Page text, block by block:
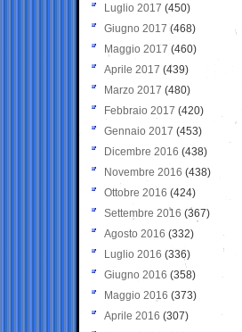
Luglio 2017 (450)
Giugno 2017 (468)
Maggio 2017 (460)
Aprile 2017 (439)
Marzo 2017 (480)
Febbraio 2017 (420)
Gennaio 2017 (453)
Dicembre 2016 (438)
Novembre 2016 (438)
Ottobre 2016 (424)
Settembre 2016 (367)
Agosto 2016 (332)
Luglio 2016 (336)
Giugno 2016 (358)
Maggio 2016 (373)
Aprile 2016 (307)